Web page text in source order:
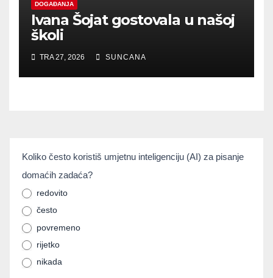
DOGAĐANJA
Ivana Šojat gostovala u našoj
školi
TRA 27, 2026 SUNCANA
umjetnainteligencija
Koliko često koristiš umjetnu inteligenciju (AI) za pisanje
domaćih zadaća?
redovito
često
povremeno
rijetko
nikada
If you
are
human,
leave
this
field
blank.